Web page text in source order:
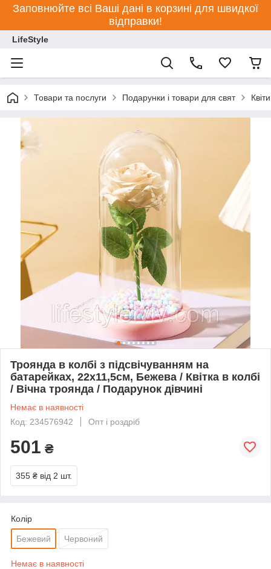
Заповнюйте всі Ваші дані в корзині для швидкої
відправки!
LifeStyle
Товари та послуги Подарунки і товари для свят Квіти
Троянда в колбі з підсвічуванням на
батарейках, 22х11,5см, Бежева / Квітка в колбі
/ Вічна троянда / Подарунок дівчині
Немає в наявності
Код: 234576942
Опт і роздріб
501 ₴
355 ₴ від 2 шт.
Колір
Бежевий Червоний
Немає в наявності